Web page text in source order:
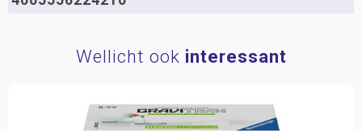
Wellicht ook interessant